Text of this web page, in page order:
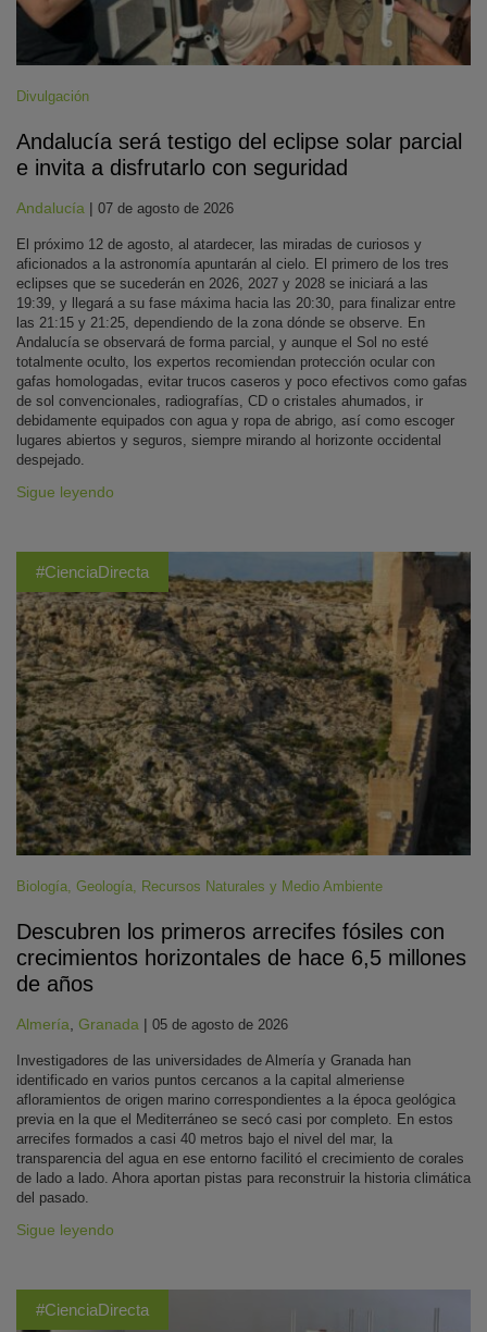
Divulgación
Andalucía será testigo del eclipse solar parcial
e invita a disfrutarlo con seguridad
Andalucía | 07 de agosto de 2026
El próximo 12 de agosto, al atardecer, las miradas de curiosos y
aficionados a la astronomía apuntarán al cielo. El primero de los tres
eclipses que se sucederán en 2026, 2027 y 2028 se iniciará a las
19:39, y llegará a su fase máxima hacia las 20:30, para finalizar entre
las 21:15 y 21:25, dependiendo de la zona dónde se observe. En
Andalucía se observará de forma parcial, y aunque el Sol no esté
totalmente oculto, los expertos recomiendan protección ocular con
gafas homologadas, evitar trucos caseros y poco efectivos como gafas
de sol convencionales, radiografías, CD o cristales ahumados, ir
debidamente equipados con agua y ropa de abrigo, así como escoger
lugares abiertos y seguros, siempre mirando al horizonte occidental
despejado.
Sigue leyendo
#CienciaDirecta
Biología, Geología, Recursos Naturales y Medio Ambiente
Descubren los primeros arrecifes fósiles con
crecimientos horizontales de hace 6,5 millones
de años
Almería, Granada | 05 de agosto de 2026
Investigadores de las universidades de Almería y Granada han
identificado en varios puntos cercanos a la capital almeriense
afloramientos de origen marino correspondientes a la época geológica
previa en la que el Mediterráneo se secó casi por completo. En estos
arrecifes formados a casi 40 metros bajo el nivel del mar, la
transparencia del agua en ese entorno facilitó el crecimiento de corales
de lado a lado. Ahora aportan pistas para reconstruir la historia climática
del pasado.
Sigue leyendo
#CienciaDirecta